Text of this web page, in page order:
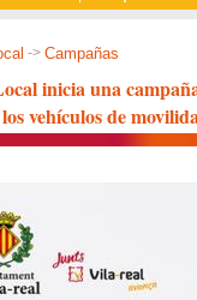
-> Campañas
inicia una
vehículos de